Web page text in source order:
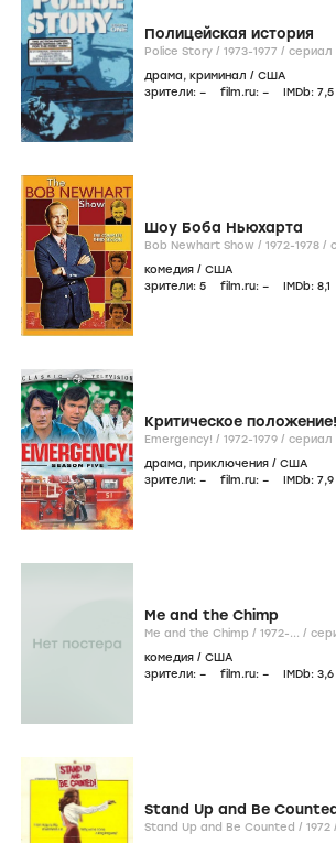
Полицейская история
Police Story / 1973-1977 / сериал
драма, криминал / США
зрители: – film.ru: – IMDb: 7,5
Шоу Боба Ньюхарта
Bob Newhart Show / 1972-1978 /
комедия / США
зрители: 5 film.ru: – IMDb: 8,1
Критическое положение!
Emergency! / 1972-1979 / сериал
драма, приключения / США
зрители: – film.ru: – IMDb: 7,9
Me and the Chimp
Me and the Chimp / 1972-... /
комедия / США
зрители: – film.ru: – IMDb: 3,6
Stand Up and Be Counted
Stand Up and Be Counted / 1972 /